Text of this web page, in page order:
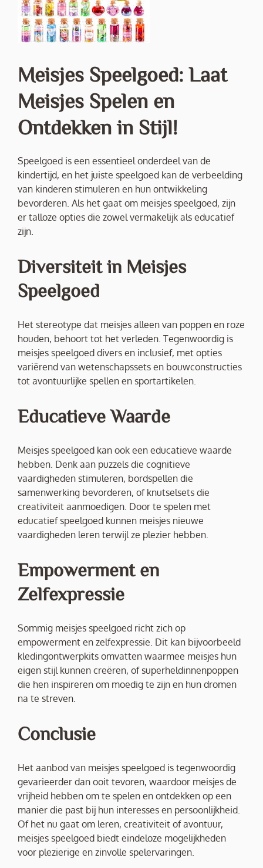
Meisjes Speelgoed: Laat
Meisjes Spelen en
Ontdekken in Stijl!
Speelgoed is een essentieel onderdeel van de
kindertijd, en het juiste speelgoed kan de verbeelding
van kinderen stimuleren en hun ontwikkeling
bevorderen. Als het gaat om meisjes speelgoed, zijn
er talloze opties die zowel vermakelijk als educatief
zijn.
Diversiteit in Meisjes
Speelgoed
Het stereotype dat meisjes alleen van poppen en roze
houden, behoort tot het verleden. Tegenwoordig is
meisjes speelgoed divers en inclusief, met opties
variërend van wetenschapssets en bouwconstructies
tot avontuurlijke spellen en sportartikelen.
Educatieve Waarde
Meisjes speelgoed kan ook een educatieve waarde
hebben. Denk aan puzzels die cognitieve
vaardigheden stimuleren, bordspellen die
samenwerking bevorderen, of knutselsets die
creativiteit aanmoedigen. Door te spelen met
educatief speelgoed kunnen meisjes nieuwe
vaardigheden leren terwijl ze plezier hebben.
Empowerment en
Zelfexpressie
Sommig meisjes speelgoed richt zich op
empowerment en zelfexpressie. Dit kan bijvoorbeeld
kledingontwerpkits omvatten waarmee meisjes hun
eigen stijl kunnen creëren, of superheldinnenpoppen
die hen inspireren om moedig te zijn en hun dromen
na te streven.
Conclusie
Het aanbod van meisjes speelgoed is tegenwoordig
gevarieerder dan ooit tevoren, waardoor meisjes de
vrijheid hebben om te spelen en ontdekken op een
manier die past bij hun interesses en persoonlijkheid.
Of het nu gaat om leren, creativiteit of avontuur,
meisjes speelgoed biedt eindeloze mogelijkheden
voor plezierige en zinvolle spelervaringen.